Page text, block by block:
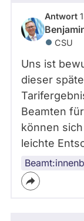
Antwort
CSU
Uns ist
dieser
Beamten
können
leichte